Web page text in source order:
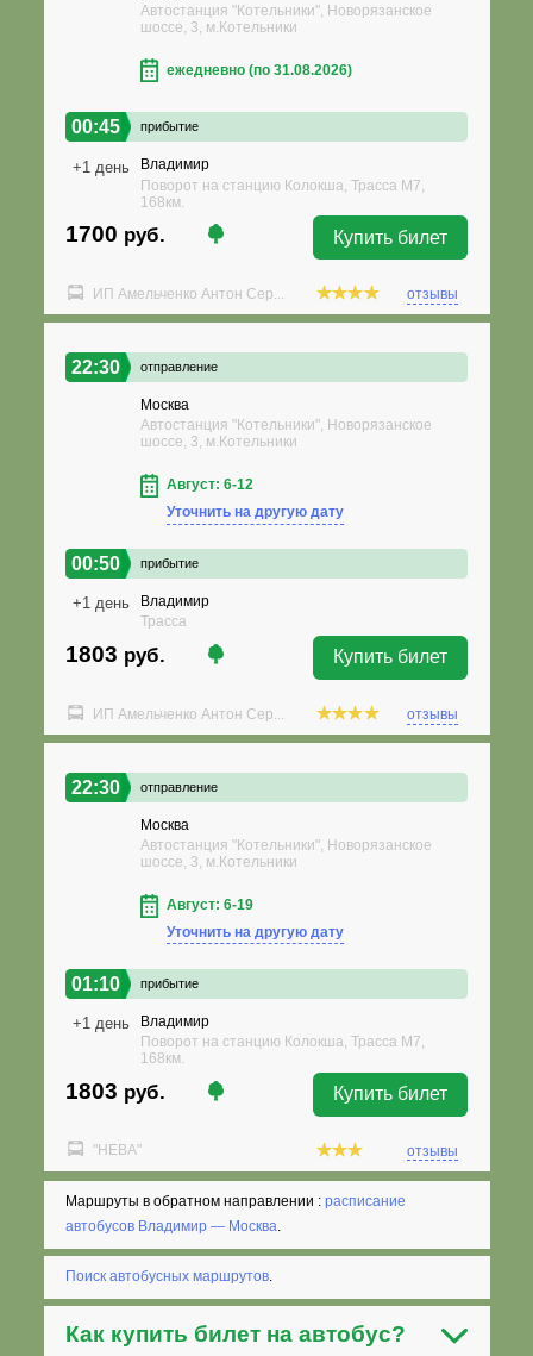
Автостанция "Котельники", Новорязанское
шоссе, 3, м.Котельники
ежедневно (по 31.08.2026)
00:45 прибытие
+1 день
Владимир
Поворот на станцию Колокша, Трасса М7,
168км.
1700 руб. Купить билет
ИП Амельченко Антон Сер... отзывы
22:30 отправление
Москва
Автостанция "Котельники", Новорязанское
шоссе, 3, м.Котельники
Август: 6-12
Уточнить на другую дату
00:50 прибытие
+1 день
Владимир
Трасса
1803 руб. Купить билет
ИП Амельченко Антон Сер... отзывы
22:30 отправление
Москва
Автостанция "Котельники", Новорязанское
шоссе, 3, м.Котельники
Август: 6-19
Уточнить на другую дату
01:10 прибытие
+1 день
Владимир
Поворот на станцию Колокша, Трасса М7,
168км.
1803 руб. Купить билет
"НЕВА" отзывы
Маршруты в обратном направлении :расписание
автобусов Владимир — Москва.
Поиск автобусных маршрутов.
Как купить билет на автобус?